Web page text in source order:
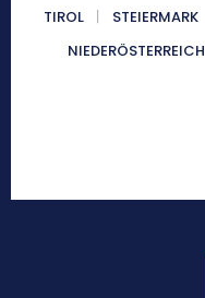
TIROL STEIERMARK
NIEDERÖSTERREICH